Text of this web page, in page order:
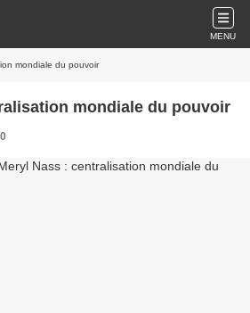
MENU
mondiale du pouvoir
mondiale du pouvoir